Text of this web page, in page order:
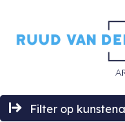
Filter op